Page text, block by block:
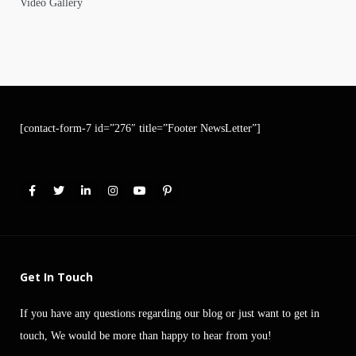
Video Gallery
[contact-form-7 id=”276″ title=”Footer NewsLetter”]
Get In Touch
If you have any questions regarding our blog or just want to get in
touch, We would be more than happy to hear from you!